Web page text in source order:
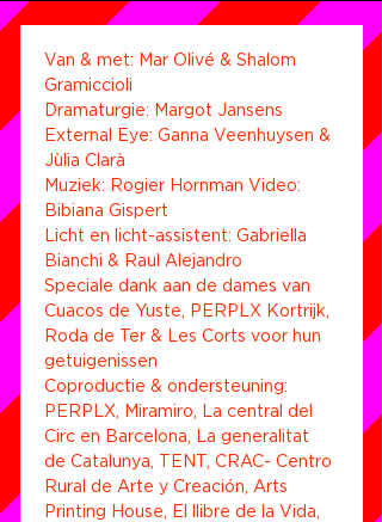
Van & met: Mar Olivé & Shalom
Gramiccioli
Dramaturgie: Margot Jansens
External Eye: Ganna Veenhuysen &
Jùlia Clarà
Muziek: Rogier Hornman Video:
Bibiana Gispert
Licht en licht-assistent: Gabriella
Bianchi & Raul Alejandro
Speciale dank aan de dames van
Cuacos de Yuste, PERPLX Kortrijk,
Roda de Ter & Les Corts voor hun
getuigenissen
Coproductie & ondersteuning:
PERPLX, Miramiro, La central del
Circ en Barcelona, La generalitat
de Catalunya, TENT, CRAC- Centro
Rural de Arte y Creación, Arts
Printing House, El llibre de la Vida,